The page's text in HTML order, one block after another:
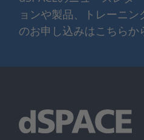
ョンや製品、トレーニ
のお申し込みはこちらか